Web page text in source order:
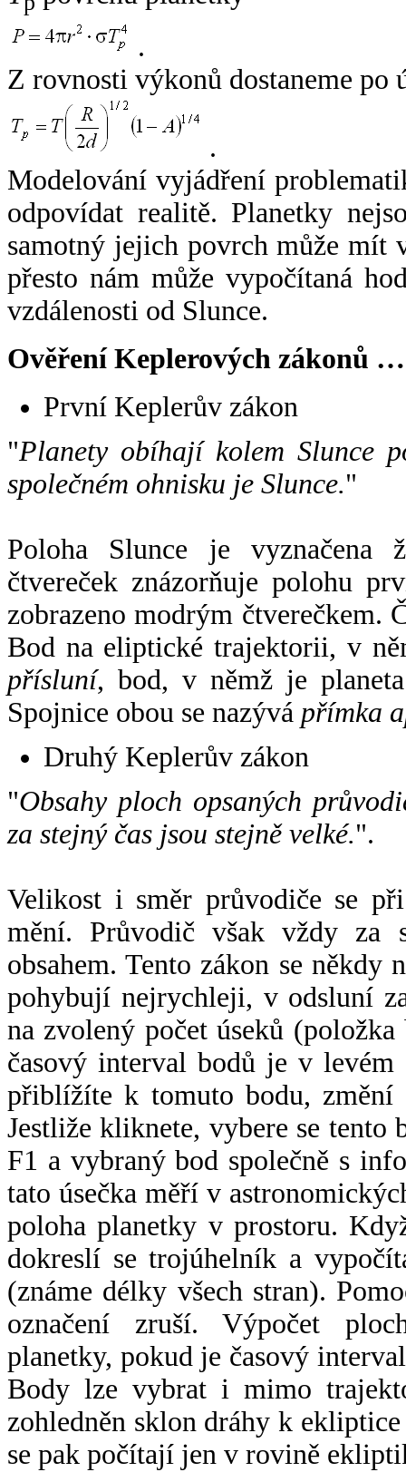
.
Z rovnosti výkonů dostaneme po
.
Modelování vyjádření
odpovídat realitě. Planetky
samotný jejich povrch může mít
přesto nám může vypočítaná
vzdálenosti od Slunce.
Ověření Keplerových zákonů …
První Keplerův zákon
"Planety obíhají kolem Slunce
společném ohnisku je Slunce."
Poloha Slunce je vyznačena
čtvereček znázorňuje polohu
zobrazeno modrým čtverečkem.
Bod na eliptické trajektorii, v
přísluní, bod, v němž je
Spojnice obou se nazývá přímka
Druhý Keplerův zákon
"Obsahy ploch opsaných
za stejný čas jsou stejně velké.".
Velikost i směr průvodiče se
mění. Průvodič však vždy za
obsahem. Tento zákon se někdy
pohybují nejrychleji, v odsluní
na zvolený počet úseků
časový interval bodů je v
přiblížíte k tomuto bodu,
Jestliže kliknete, vybere se tento
F1 a vybraný bod společně s
tato úsečka měří v
poloha planetky v prostoru.
dokreslí se trojúhelník a
(známe délky všech stran).
označení zruší. Výpočet
planetky, pokud je časový
Body lze vybrat i mimo
zohledněn sklon dráhy k
se pak počítají jen v rovině